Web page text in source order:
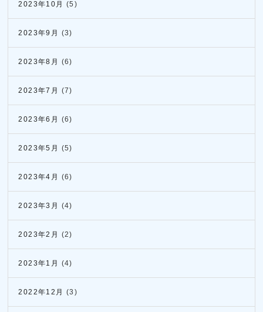
2023年10月 (5)
2023年9月 (3)
2023年8月 (6)
2023年7月 (7)
2023年6月 (6)
2023年5月 (5)
2023年4月 (6)
2023年3月 (4)
2023年2月 (2)
2023年1月 (4)
2022年12月 (3)